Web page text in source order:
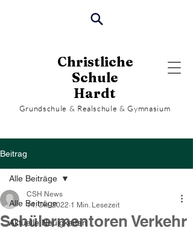
Christliche
Schule
Hardt
Grundschule & Realschule & Gymnasium
Beitrag
Alle Beiträge
Aktuelle Neuigkeiten
Alle Beiträge
Schülermentoren Verkehr
CSH News
14. Okt. 2022 1 Min. Lesezeit